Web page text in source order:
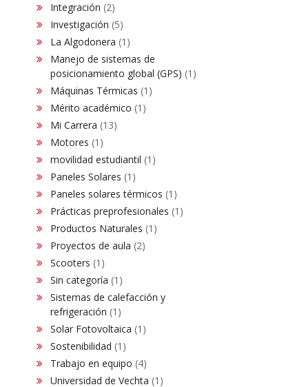
Integración (2)
Investigación (5)
La Algodonera (1)
Manejo de sistemas de
posicionamiento global (GPS) (1)
Máquinas Térmicas (1)
Mérito académico (1)
Mi Carrera (13)
Motores (1)
movilidad estudiantil (1)
Paneles Solares (1)
Paneles solares térmicos (1)
Prácticas preprofesionales (1)
Productos Naturales (1)
Proyectos de aula (2)
Scooters (1)
Sin categoría (1)
Sistemas de calefacción y
refrigeración (1)
Solar Fotovoltaica (1)
Sostenibilidad (1)
Trabajo en equipo (4)
Universidad de Vechta (1)